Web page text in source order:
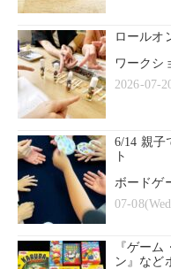
ロールオ
ワークシ
2026-07-
6/14 親子
ト
ボードゲ
07-
『ゲー
ン』など